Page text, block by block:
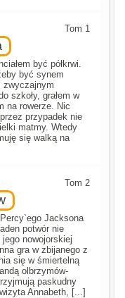
Tom 1
być półkrwi.
być synem
zwyczajnym
szkoły, grałem w
na rowerze. Nic
przypadek nie
matmy. Wtedy
się walką na
Tom 2
Jacksona
potwór nie
jego nowojorskiej
gra w zbijanego z
się w śmiertelną
olbrzymów-
paskudny
Annabeth, [...]